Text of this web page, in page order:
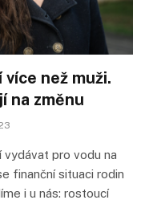
než muži.
na změnu
vydávat pro vodu na
finanční situaci rodin
i u nás: rostoucí